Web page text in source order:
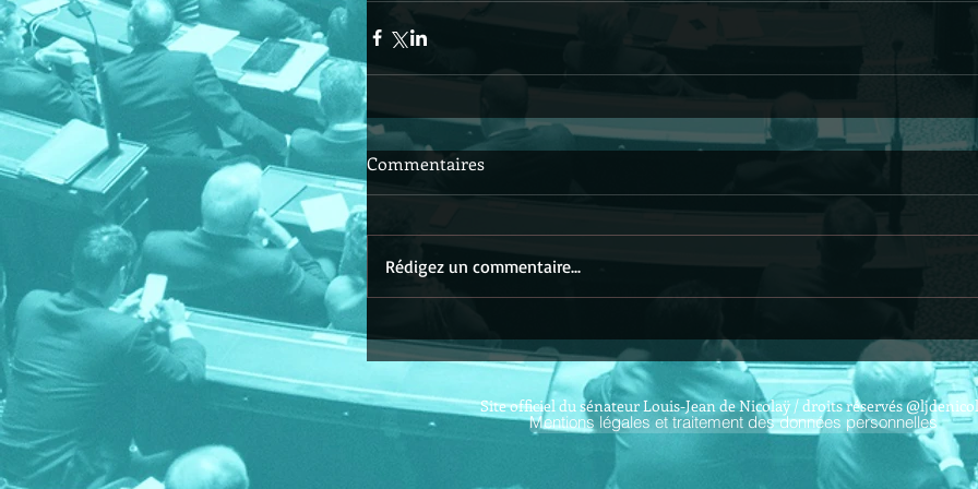
Commentaires
Rédigez un commentaire...
Site officiel du sénateur Louis-Jean de Nicolaÿ / droits réservés
Mentions légales et traitement des données personnelles